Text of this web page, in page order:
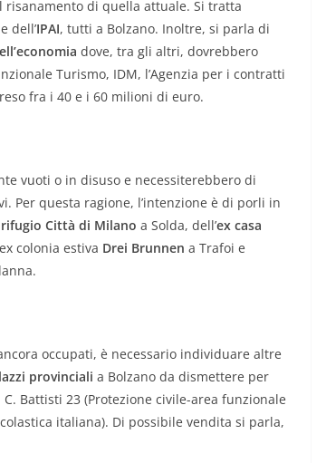
di quella attuale. Si tratta
e dell’IPAI, tutti a Bolzano. Inoltre, si parla di
dove, tra gli altri, dovrebbero
Turismo, IDM, l’Agenzia per i contratti
fra i 40 e i 60 milioni di euro.
vuoti o in disuso e necessiterebbero di
Per questa ragione, l’intenzione è di porli in
Città di Milano a Solda, dell’ex casa
colonia estiva Drei Brunnen a Trafoi e
occupati, è necessario individuare altre
provinciali a Bolzano da dismettere per
Battisti 23 (Protezione civile-area funzionale
italiana). Di possibile vendita si parla,